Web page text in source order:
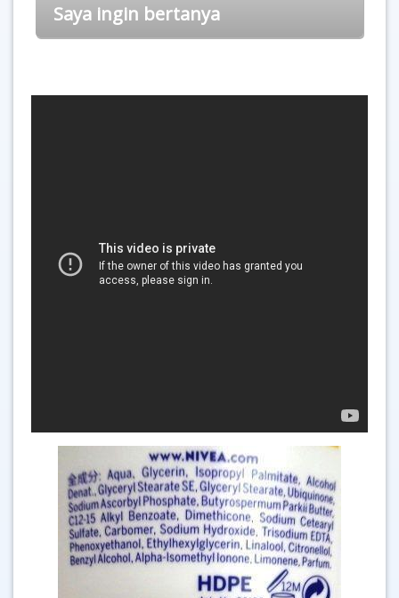
Saya ingin bertanya